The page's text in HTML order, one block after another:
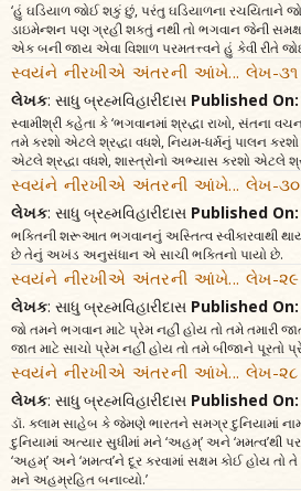
‘હું ઘડિયાળ જોઈ શકું છું, પરંતુ ઘડિયાળના રચયિતાને
ડાઇમેન્શન પણ ગ્રહી શકતું નથી તો ભગવાન જેની
એક બની જાય એવા વિશાળ પરમતત્ત્વને હું કેવી રીતે
સ્વયંને નીરખીએ અંતરની આંખે... લેખ-૩૧
લેખક: સાધુ બ્રહ્મવિહારીદાસ Published On:
સ્વામીશ્રી કહેતા કે ‘ભગવાનમાં શ્રદ્ધા રાખો, સંતના
તમે કરશો એટલે શ્રદ્ધા વધશે, નિયમ-ધર્મનું પાલન
એટલે શ્રદ્ધા વધશે, શાસ્ત્રોનો અભ્યાસ કરશો એટલે
સ્વયંને નીરખીએ અંતરની આંખે... લેખ-૩૦
લેખક: સાધુ બ્રહ્મવિહારીદાસ Published On:
ભક્તિની શરૂઆત ભગવાનનું અસ્તિત્વ સ્વીકારવાથી
છે તેનું અખંડ અનુસંધાન એ સાચી ભક્તિનો પાયો છે.
સ્વયંને નીરખીએ અંતરની આંખે... લેખ-૨૯
લેખક: સાધુ બ્રહ્મવિહારીદાસ Published On:
જો તમને ભગવાન માટે પ્રેમ નહીં હોય તો તમે તમારી
જાત માટે સાચો પ્રેમ નહીં હોય તો તમે બીજાને પૂરતો
સ્વયંને નીરખીએ અંતરની આંખે... લેખ-૨૮
લેખક: સાધુ બ્રહ્મવિહારીદાસ Published On:
ડૉ. કલામ સાહેબ કે જેમણે ભારતને સમગ્ર દુનિયામાં
દુનિયામાં અત્યાર સુધીમાં મને ‘અહમ્’ અને
‘અહમ્’ અને ‘મમત્વ’ને દૂર કરવામાં સક્ષમ કોઈ હોય
મને અહમ્રહિત બનાવ્યો.’